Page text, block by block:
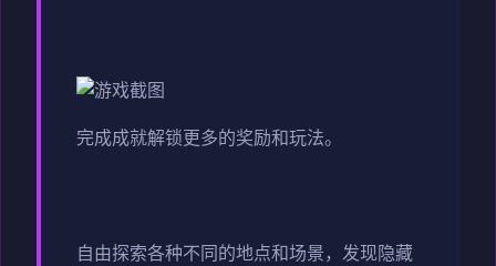
完成成就解锁更多的奖励和玩法。
自由探索各种不同的地点和场景，发现隐藏